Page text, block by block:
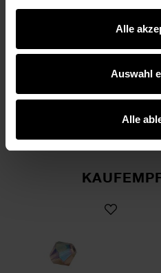
Alle
Auswahl
Alle
Buchstabenperlen
Glasschliff-Raute